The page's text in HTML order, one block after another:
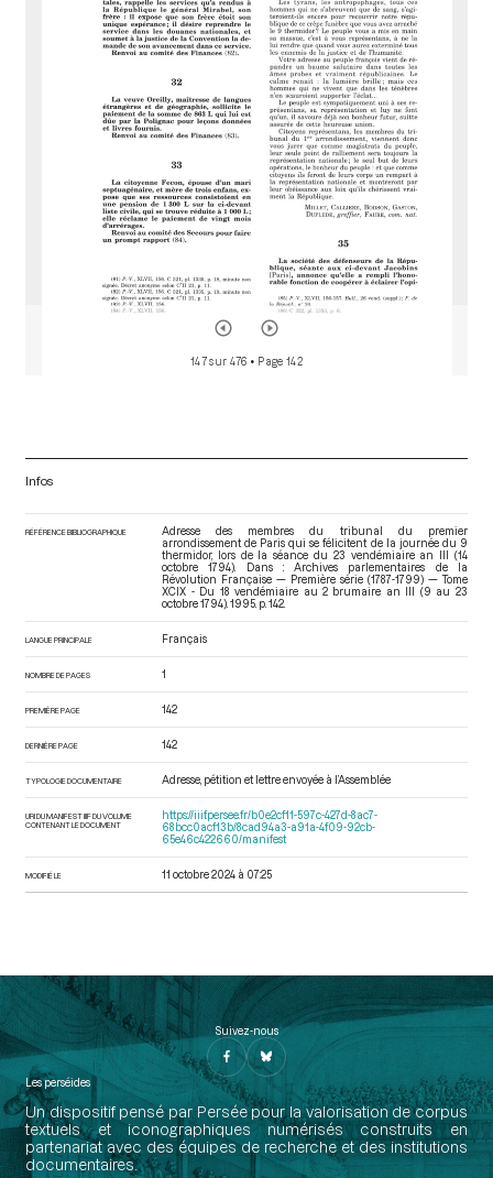
147 sur 476 • Page 142
Infos
RÉFÉRENCE BIBLIOGRAPHIQUE
Adresse des membres du tribunal du premier
arrondissement de Paris qui se félicitent de la journée du 9
thermidor, lors de la séance du 23 vendémiaire an III (14
octobre 1794). Dans : Archives parlementaires de la
Révolution Française — Première série (1787-1799) — Tome
XCIX - Du 18 vendémiaire au 2 brumaire an III (9 au 23
octobre 1794) . 1995. p. 142.
LANGUE PRINCIPALE Français
NOMBRE DE PAGES 1
PREMIÈRE PAGE 142
DERNIÈRE PAGE 142
TYPOLOGIE DOCUMENTAIRE Adresse, pétition et lettre envoyée à l’Assemblée
URI DU MANIFEST IIIF DU VOLUME
CONTENANT LE DOCUMENT
https://iiif.persee.fr/b0e2cf11-597c-427d-8ac7-
68bcc0acf13b/8cad94a3-a91a-4f09-92cb-
65e46c422660/manifest
MODIFIÉ LE 11 octobre 2024 à 07:25
Suivez-nous
Les perséides
Un dispositif pensé par Persée pour la valorisation de corpus
textuels et iconographiques numérisés construits en
partenariat avec des équipes de recherche et des institutions
documentaires.